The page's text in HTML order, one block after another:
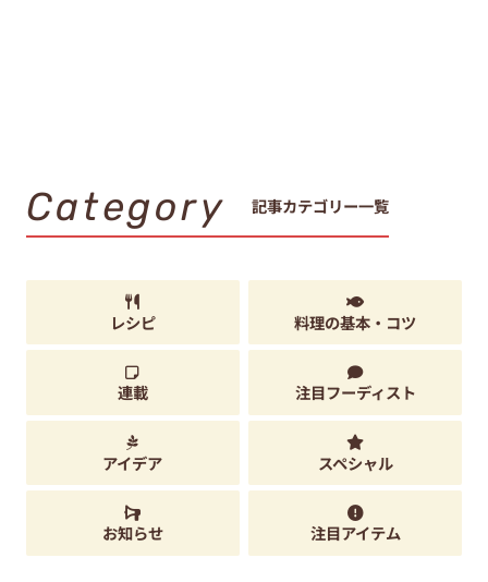
Category 記事カテゴリー一覧
レシピ 料理の基本・コツ
連載 注目フーディスト
アイデア スペシャル
お知らせ 注目アイテム